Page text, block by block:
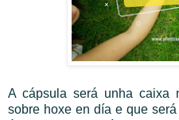
A cápsula será unha caixa
sobre hoxe en día e que